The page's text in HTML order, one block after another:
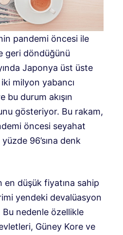
pandemi öncesi ile
geri döndüğünü
Japonya üst üste
milyon yabancı
bu durum akışın
gösteriyor. Bu rakam,
öncesi seyahat
yüzde 96’sına denk
en düşük fiyatına sahip
yendeki devalüasyon
Bu nedenle özellikle
Güney Kore ve